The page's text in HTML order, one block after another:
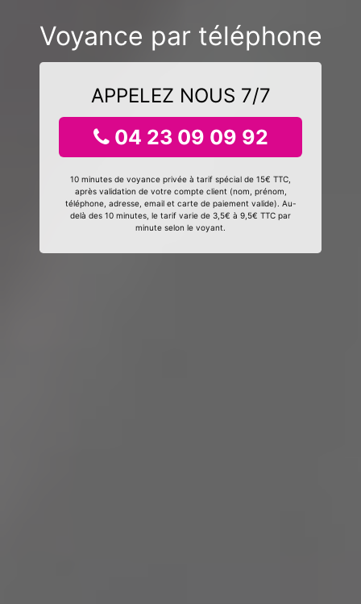
Voyance par téléphone
APPELEZ NOUS 7/7
04 23 09 09 92
10 minutes de voyance privée à tarif spécial de 15€ TTC,
après validation de votre compte client (nom, prénom,
téléphone, adresse, email et carte de paiement valide). Au-
delà des 10 minutes, le tarif varie de 3,5€ à 9,5€ TTC par
minute selon le voyant.